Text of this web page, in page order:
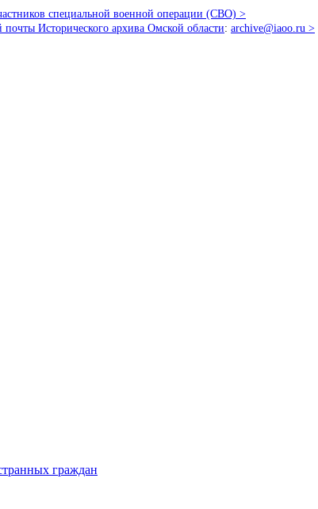
специальной военной операции (СВО) >
Исторического архива Омской области: archive@iaoo.ru >
граждан